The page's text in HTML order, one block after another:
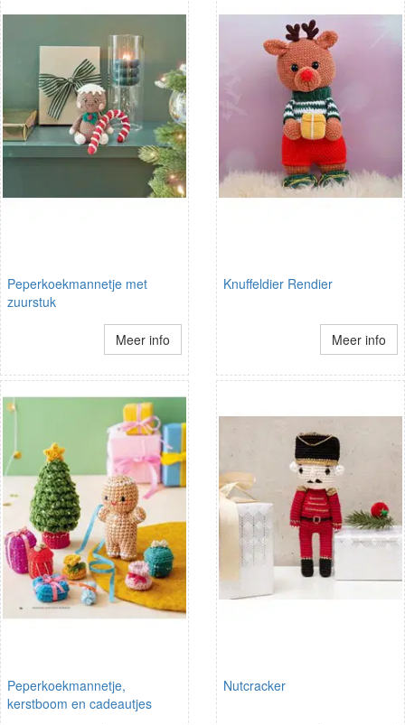
Peperkoekmannetje met
zuurstuk
Meer info
Knuffeldier Rendier
Meer info
Peperkoekmannetje,
kerstboom en cadeautjes
Nutcracker